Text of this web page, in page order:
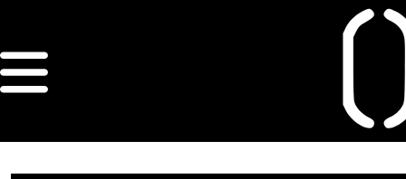
ORDRE DES
ARCHITECTES